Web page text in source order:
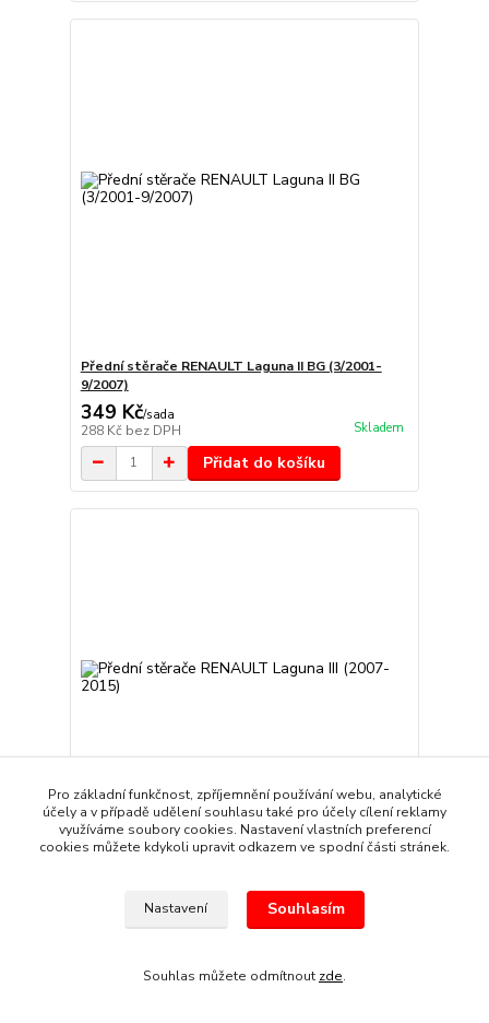
Přední stěrače RENAULT Laguna II BG (3/2001-
9/2007)
349 Kč/sada
288 Kč bez DPH Skladem
Přidat do košíku
Přední stěrače RENAULT Laguna III (2007-2015)
bez DPH Skladem
Přidat do košíku
Pro základní funkčnost, zpříjemnění používání webu, analytické
účely a v případě udělení souhlasu také pro účely cílení reklamy
využíváme soubory cookies. Nastavení vlastních preferencí
cookies můžete kdykoli upravit odkazem ve spodní části stránek.
Nastavení Souhlasím
Souhlas můžete odmítnout zde.